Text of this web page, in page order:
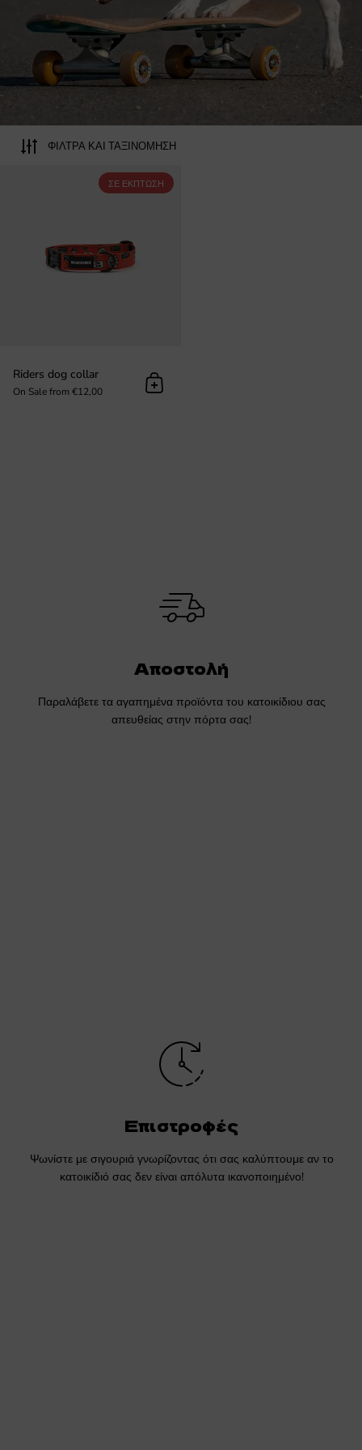
ΦΊΛΤΡΑ ΚΑΙ ΤΑΞΙΝΌΜΗΣΗ
Riders dog collar
On Sale from €12,00 Προσθήκη στο καλάθι
ΣΕ ΈΚΠΤΩΣΗ
Αποστολή
Παραλάβετε τα αγαπημένα προϊόντα του κατοικίδιου σας
απευθείας στην πόρτα σας!
Επιστροφές
Ψωνίστε με σιγουριά γνωρίζοντας ότι σας καλύπτουμε αν το
κατοικίδιό σας δεν είναι απόλυτα ικανοποιημένο!